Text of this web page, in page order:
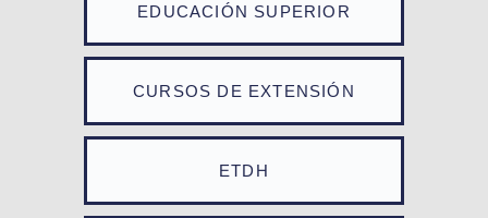
EDUCACIÓN SUPERIOR
CURSOS DE EXTENSIÓN
ETDH